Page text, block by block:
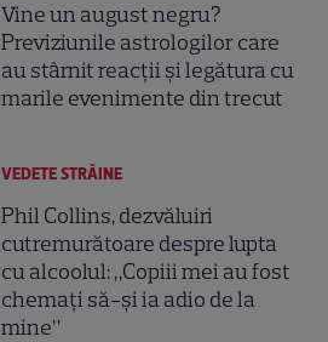
Vine un august negru?
Previziunile astrologilor care
au stârnit reacții și legătura cu
marile evenimente din trecut
VEDETE STRĂINE
Phil Collins, dezvăluiri
cutremurătoare despre lupta
cu alcoolul: „Copiii mei au fost
chemați să-și ia adio de la
mine”